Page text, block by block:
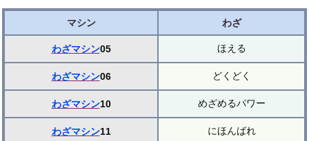
マシン わざ
わざマシン05 ほえる
わざマシン06 どくどく
わざマシン10 めざめるパワー
わざマシン11 にほんばれ